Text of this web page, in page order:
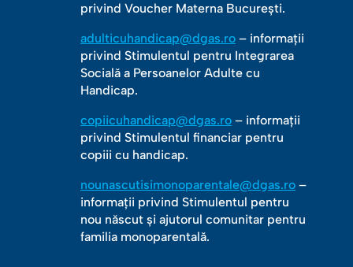
privind Voucher Materna București.
adulticuhandicap@dgas.ro– informații
privind Stimulentul pentru Integrarea
Socială a Persoanelor Adulte cu
Handicap.
copiicuhandicap@dgas.ro– informații
privind Stimulentul financiar pentru
copiii cu handicap.
nounascutisimonoparentale@dgas.ro–
informații privind Stimulentul pentru
nou născut și ajutorul comunitar pentru
familia monoparentală.